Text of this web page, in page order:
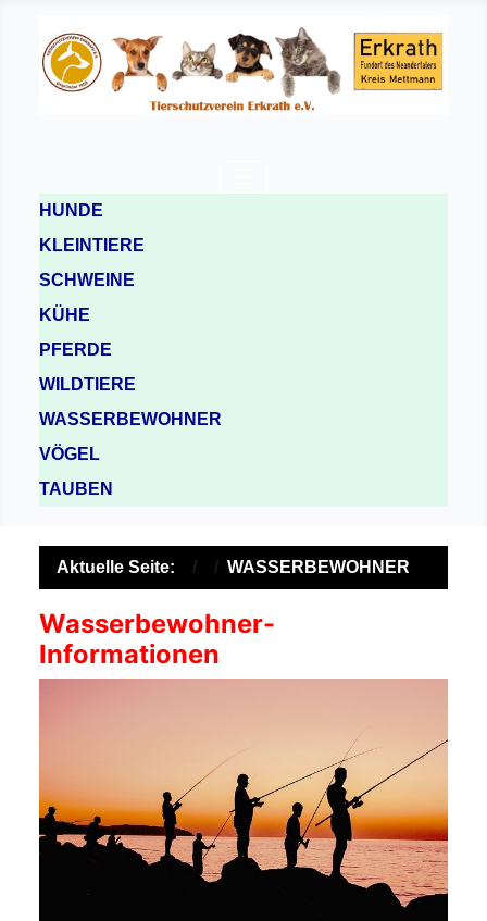
HUNDE
KLEINTIERE
SCHWEINE
KÜHE
PFERDE
WILDTIERE
WASSERBEWOHNER
VÖGEL
TAUBEN
Aktuelle Seite: WASSERBEWOHNER
Wasserbewohner-
Informationen